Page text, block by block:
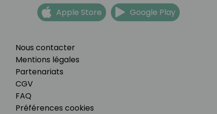
Nous contacter
Mentions légales
Partenariats
CGV
FAQ
Préférences cookies
Apple Store Google Play